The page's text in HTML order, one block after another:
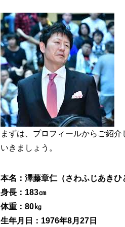
まずは、プロフィールからご紹介
いきましょう。
本名：澤藤章仁（さわふじあきひ
身長：183㎝
体重：80㎏
生年月日：1976年8月27日